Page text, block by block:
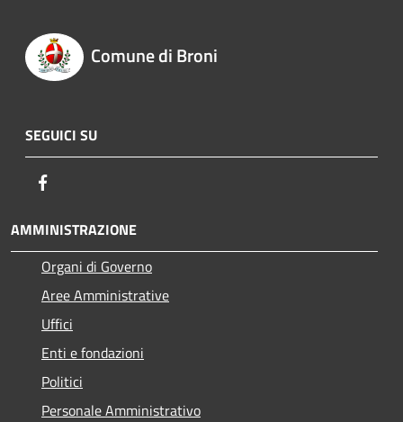
Comune di Broni
SEGUICI SU
AMMINISTRAZIONE
Organi di Governo
Aree Amministrative
Uffici
Enti e fondazioni
Politici
Personale Amministrativo